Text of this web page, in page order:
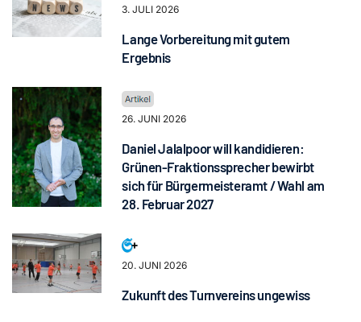
3. JULI 2026
Lange Vorbereitung mit gutem
Ergebnis
26. JUNI 2026
Daniel Jalalpoor will kandidieren:
Grünen-Fraktionssprecher bewirbt
sich für Bürgermeisteramt / Wahl am
28. Februar 2027
20. JUNI 2026
Zukunft des Turnvereins ungewiss